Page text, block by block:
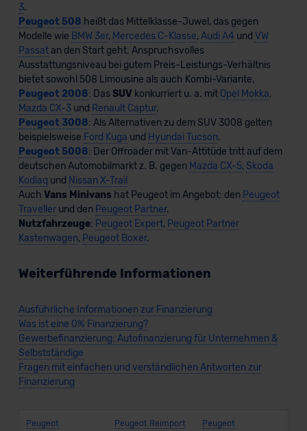
3.
Peugeot 508 heißt das Mittelklasse-Juwel, das gegen
Modelle wie BMW 3er, Mercedes C-Klasse,Audi A4 und VW
Passatan den Start geht. Anspruchsvolles
Ausstattungsniveau bei gutem Preis-Leistungs-Verhältnis
bietet sowohl 508 Limousine als auch Kombi-Variante.
Peugeot 2008: DasSUV konkurriert u. a. mit Opel Mokka,
Mazda CX-3und Renault Captur.
Peugeot 3008: Als Alternativen zu dem SUV 3008 gelten
beispielsweise Ford Kuga und Hyundai Tucson.
Peugeot 5008: Der Offroader mit Van-Attitüde tritt auf dem
deutschen Automobilmarkt z. B. gegen Mazda CX-5, Skoda
Kodiaq und Nissan X-Trail
Auch Vans Minivans hat Peugeot im Angebot: den Peugeot
Travellerund den Peugeot Partner.
Nutzfahrzeuge: Peugeot Expert, Peugeot Partner
Kastenwagen, Peugeot Boxer.
Weiterführende Informationen
Ausführliche Informationen zur Finanzierung
Was ist eine 0% Finanzierung?
Gewerbefinanzierung: Autofinanzierung für Unternehmen &
Selbstständige
Fragen mit einfachen und verständlichen Antworten zur
Finanzierung
Peugeot Peugeot Reimport Peugeot